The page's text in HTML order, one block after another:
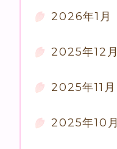
2026年1月
2025年12月
2025年11月
2025年10月